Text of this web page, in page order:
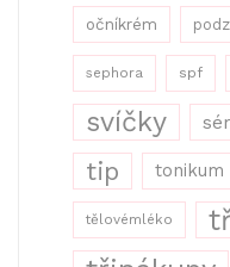
očníkrém
sephora spf
svíčky
tip tonikum
tělovémléko